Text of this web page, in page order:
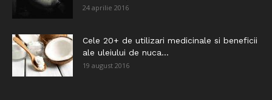
24 aprilie 2016
Cele 20+ de utilizari medicinale si beneficii
ale uleiului de nuca...
19 august 2016